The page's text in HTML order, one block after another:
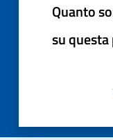
Quanto
su